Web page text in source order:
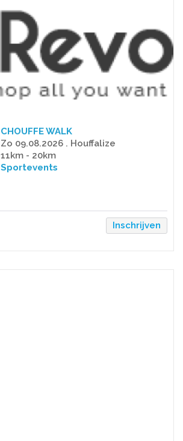
CHOUFFE WALK
Zo 09.08.2026 . Houffalize
11km - 20km
Sportevents
Inschrijven